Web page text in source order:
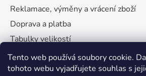
Tento web používá soubory cookie.
tohoto webu vyjadřujete souhlas s
Reklamace, výměny a vrácení zboží
Doprava a platba
Tabulky velikostí